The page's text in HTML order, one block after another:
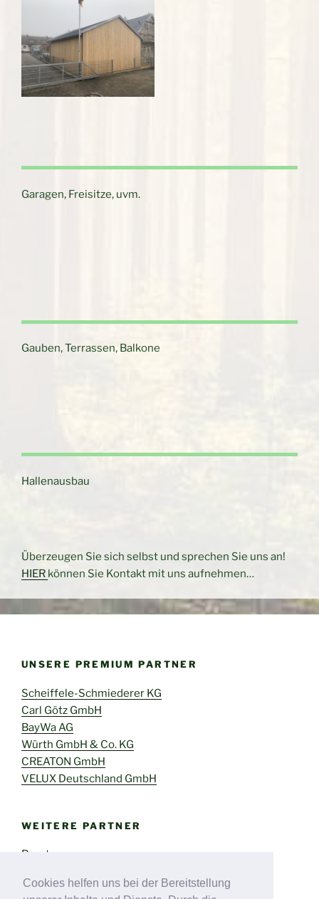
Cookies helfen uns bei der Bereitstellung
Garagen, Freisitze, uvm.
Gauben, Terrassen, Balkone
Hallenausbau
Überzeugen Sie sich selbst und sprechen Sie uns an!
HIER können Sie Kontakt mit uns aufnehmen…
UNSERE PREMIUM PARTNER
Scheiffele-Schmiederer KG
Carl Götz GmbH
BayWa AG
Würth GmbH & Co. KG
CREATON GmbH
VELUX Deutschland GmbH
WEITERE PARTNER
Pavatex
Erlus AG